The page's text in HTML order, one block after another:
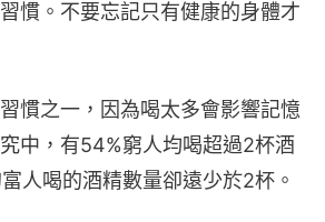
慣。不要忘記只有健康的身體才
慣之一，因為喝太多會影響記憶
中，有54%窮人均喝超過2杯酒
人喝的酒精數量卻遠少於2杯。